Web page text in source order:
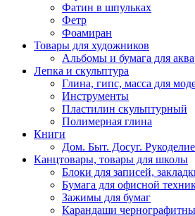
Фатин в шпульках
Фетр
Фоамиран
Товары для художников
Альбомы и бумага для
Лепка и скульптура
Глина, гипс, масса для
Инструменты
Пластилин скульптурный
Полимерная глина
Книги
Дом. Быт. Досуг.
Канцтовары, товары для школы
Блоки для записей,
Бумага для офисной
Зажимы для бумаг
Карандаши